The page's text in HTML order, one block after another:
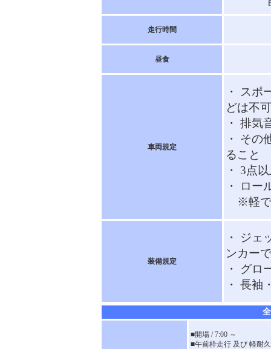
走行時間
昼食
車両規定
・ スポ
どは不可
・ 排気
・ その
ること
・ 3点
・ ロー
※軽で
装備規定
・ ジェ
ンカー
・ グロ
・ 長袖
■開場 / 7:00 ～
■午前枠走行 及び 軽耐